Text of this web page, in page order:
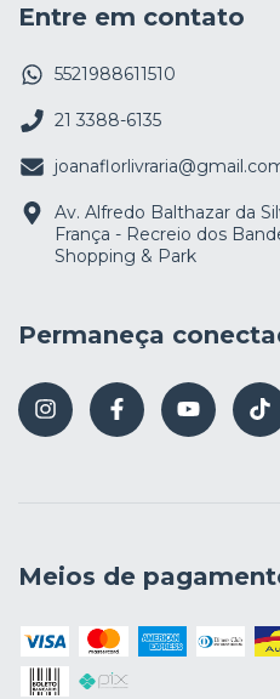
Entre em contato
5521988611510
21 3388-6135
Av. Alfredo Balthazar da
França - Recreio dos
Shopping & Park
Permaneça
Meios de